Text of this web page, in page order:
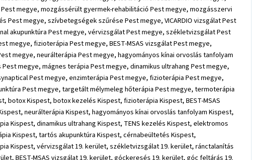
megye, mozgássérült gyermek-rehabilitáció Pest megye, mozgásszervi
megye, szívbetegségek szűrése Pest megye, VICARDIO vizsgálat Pest
akupunktúra Pest megye, vérvizsgálat Pest megye, székletvizsgálat Pest
fizioterápia Pest megye, BEST-MSAS vizsgálat Pest megye,
megye, neurálterápia Pest megye, hagyományos kínai orvoslás tanfolyam
megye, mágnes terápia Pest megye, dinamikus ultrahang Pest megye,
Pest megye, enzimterápia Pest megye, fizioterápia Pest megye,
Pest megye, targetált mélymeleg hőterápia Pest megye, termoterápia
Kispest, botox kezelés Kispest, fizioterápia Kispest, BEST-MSAS
neurálterápia Kispest, hagyományos kínai orvoslás tanfolyam Kispest,
Kispest, dinamikus ultrahang Kispest, TENS kezelés Kispest, elektromos
Kispest, tartós akupunktúra Kispest, cérnabeültetés Kispest,
Kispest, vérvizsgálat 19. kerület, székletvizsgálat 19. kerület, ránctalanítás
BEST-MSAS vizsgálat 19. kerület, góckeresés 19. kerület, góc feltárás 19.